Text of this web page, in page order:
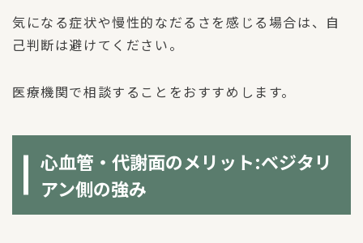
気になる症状や慢性的なだるさを感じる場合は、自
己判断は避けてください。
医療機関で相談することをおすすめします。
心血管・代謝面のメリット:ベジタリ
アン側の強み